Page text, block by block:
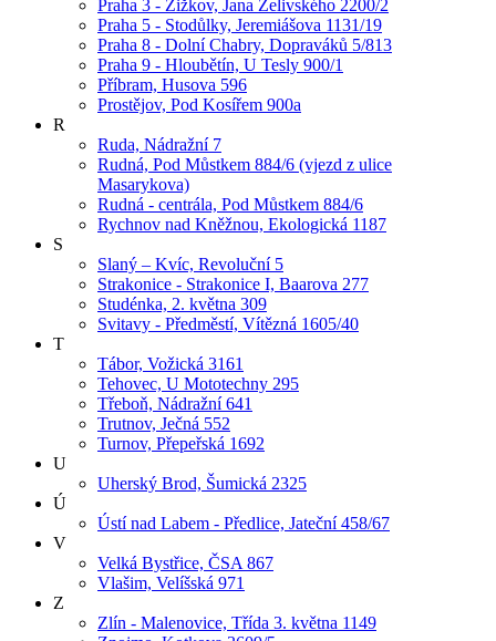
Praha 3 - Žižkov, Jana Želivského 2200/2
Praha 5 - Stodůlky, Jeremiášova 1131/19
Praha 8 - Dolní Chabry, Dopraváků 5/813
Praha 9 - Hloubětín, U Tesly 900/1
Příbram, Husova 596
Prostějov, Pod Kosířem 900a
R
Ruda, Nádražní 7
Rudná, Pod Můstkem 884/6 (vjezd z ulice
Masarykova)
Rudná - centrála, Pod Můstkem 884/6
Rychnov nad Kněžnou, Ekologická 1187
S
Slaný – Kvíc, Revoluční 5
Strakonice - Strakonice I, Baarova 277
Studénka, 2. května 309
Svitavy - Předměstí, Vítězná 1605/40
T
Tábor, Vožická 3161
Tehovec, U Mototechny 295
Třeboň, Nádražní 641
Trutnov, Ječná 552
Turnov, Přepeřská 1692
U
Uherský Brod, Šumická 2325
Ú
Ústí nad Labem - Předlice, Jateční 458/67
V
Velká Bystřice, ČSA 867
Vlašim, Velíšská 971
Z
Zlín - Malenovice, Třída 3. května 1149